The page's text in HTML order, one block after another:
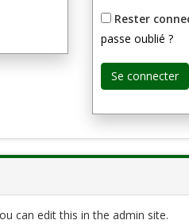
Rester
passe oublié ?
can edit this in the admin site.